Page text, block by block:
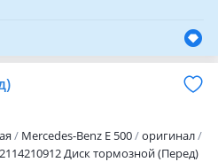
Mercedes-Benz E 500
оригинал
Диск тормозной (Перед)